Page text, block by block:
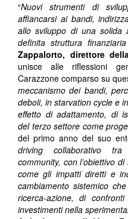
“Nuovi strumenti di
affiancarsi ai bandi,
allo sviluppo di una solida
definita struttura
Zappalorto, direttore
unisce alle riflessioni
Carazzone comparso su
meccanismo dei bandi,
deboli, in starvation cycle e
effetto di adattamento, di
del terzo settore come
del primo anno del suo
driving collaborativo
community, con l’obiettivo
come gli impatti diretti e
cambiamento sistemico
ricerca-azione, di
investimenti nella